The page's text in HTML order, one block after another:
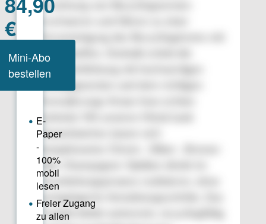
Erreichung von Recyclingnormen
Verunreinigung des Recyclingstroms mit
Fremdstoffen. Deshalb erlebt die
Masseeinfärbung mit hochwertigen
Aufwind. Mit unseren Metal Look
Masterbatches lassen sich
beispielsweise Chrom-, Silber-, Bronze-
oder Champagner-Optiken direkt im
Verarbeitungsprozess realisieren, ohne
nachgelagerte Veredelungsschritte. Das
Produkt bleibt sortenrein, recyclingfähig